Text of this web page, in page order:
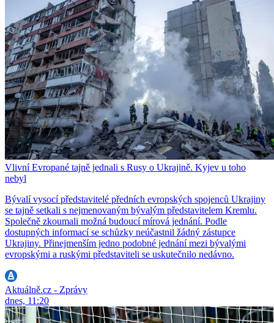
Vlivní Evropané tajně jednali s Rusy o Ukrajině. Kyjev u toho
nebyl
Bývalí vysocí představitelé předních evropských spojenců Ukrajiny
se tajně setkali s nejmenovaným bývalým představitelem Kremlu.
Společně zkoumali možná budoucí mírová jednání. Podle
dostupných informací se schůzky neúčastnil žádný zástupce
Ukrajiny. Přinejmenším jedno podobné jednání mezi bývalými
evropskými a ruskými představiteli se uskutečnilo nedávno.
Aktuálně.cz - Zprávy
dnes, 11:20